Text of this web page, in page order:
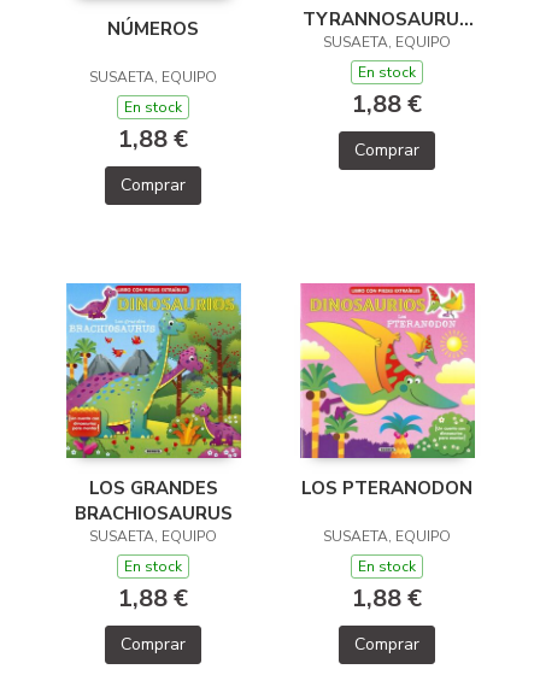
NÚMEROS
SUSAETA, EQUIPO
En stock
1,88 €
Comprar
TYRANNOSAURUS
REX
SUSAETA, EQUIPO
En stock
1,88 €
Comprar
LOS GRANDES
BRACHIOSAURUS
SUSAETA, EQUIPO
En stock
1,88 €
Comprar
LOS PTERANODON
SUSAETA, EQUIPO
En stock
1,88 €
Comprar